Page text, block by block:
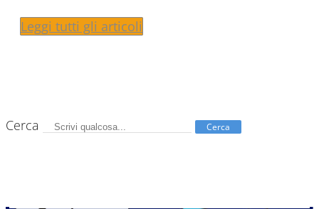
Leggi tutti gli articoli
Cerca Cerca